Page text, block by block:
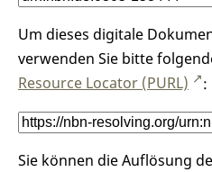
Um dieses digitale
verwenden Sie bitte
Resource Locator (PURL)
:
Sie können die Auflösung